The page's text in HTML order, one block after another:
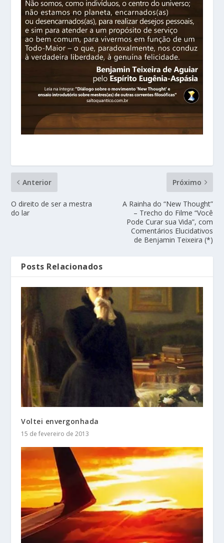
Anterior
O direito de ser a mestra
do lar
Próximo
A Rainha do “New Thought”
– Trecho do Filme “Você
Pode Curar sua Vida”, com
Comentários Elucidativos
de Benjamin Teixeira (*)
Posts Relacionados
Voltei envergonhada
15 de fevereiro de 2013